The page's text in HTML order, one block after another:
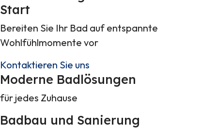
Start
Bereiten Sie Ihr Bad auf entspannte
Wohlfühlmomente vor
Kontaktieren Sie uns
Moderne Badlösungen
für jedes Zuhause
Badbau und Sanierung